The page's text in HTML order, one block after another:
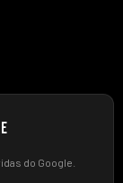
do Google.